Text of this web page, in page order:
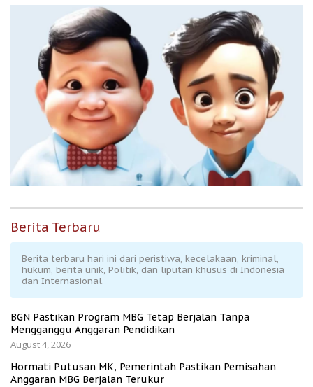
Berita Terbaru
Berita terbaru hari ini dari peristiwa, kecelakaan, kriminal,
hukum, berita unik, Politik, dan liputan khusus di Indonesia
dan Internasional.
BGN Pastikan Program MBG Tetap Berjalan Tanpa
Mengganggu Anggaran Pendidikan
August 4, 2026
Hormati Putusan MK, Pemerintah Pastikan Pemisahan
Anggaran MBG Berjalan Terukur